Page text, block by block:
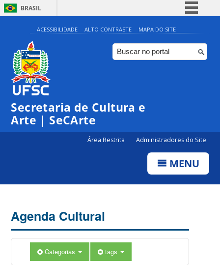
BRASIL
Simplifique!
Comunica BR
Participe
ACESSIBILIDADE ALTO CONTRASTE MAPA DO SITE
Secretaria de Cultura e
Arte | SeCArte
Área Restrita Administradores do Site
MENU
Agenda Cultural
Categorias tags